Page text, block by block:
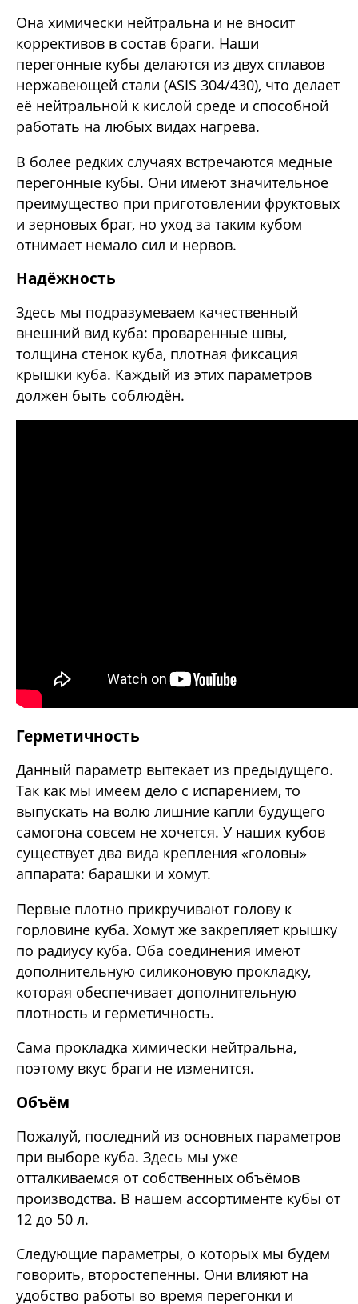
Она химически нейтральна и не вносит
коррективов в состав браги. Наши
перегонные кубы делаются из двух сплавов
нержавеющей стали (ASIS 304/430), что делает
её нейтральной к кислой среде и способной
работать на любых видах нагрева.
В более редких случаях встречаются медные
перегонные кубы. Они имеют значительное
преимущество при приготовлении фруктовых
и зерновых браг, но уход за таким кубом
отнимает немало сил и нервов.
Надёжность
Здесь мы подразумеваем качественный
внешний вид куба: проваренные швы,
толщина стенок куба, плотная фиксация
крышки куба. Каждый из этих параметров
должен быть соблюдён.
Герметичность
Данный параметр вытекает из предыдущего.
Так как мы имеем дело с испарением, то
выпускать на волю лишние капли будущего
самогона совсем не хочется. У наших кубов
существует два вида крепления «головы»
аппарата: барашки и хомут.
Первые плотно прикручивают голову к
горловине куба. Хомут же закрепляет крышку
по радиусу куба. Оба соединения имеют
дополнительную силиконовую прокладку,
которая обеспечивает дополнительную
плотность и герметичность.
Сама прокладка химически нейтральна,
поэтому вкус браги не изменится.
Объём
Пожалуй, последний из основных параметров
при выборе куба. Здесь мы уже
отталкиваемся от собственных объёмов
производства. В нашем ассортименте кубы от
12 до 50 л.
Следующие параметры, о которых мы будем
говорить, второстепенны. Они влияют на
удобство работы во время перегонки и